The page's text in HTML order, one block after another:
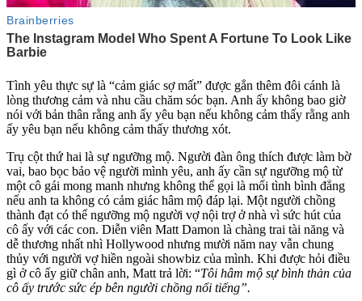
Tình yêu thực sự là “cảm giác sợ mất” được gắn thêm đôi cánh là
lòng thương cảm và nhu cầu chăm sóc bạn. Anh ấy không bao giờ
nói với bản thân rằng anh ấy yêu bạn nếu không cảm thấy rằng anh
ấy yêu bạn nếu không cảm thấy thương xót.
Trụ cột thứ hai là sự ngưỡng mộ. Người đàn ông thích được làm bờ
vai, bao bọc bảo vệ người mình yêu, anh ấy cần sự ngưỡng mộ từ
một cô gái mong manh nhưng không thể gọi là mối tình bình đẳng
nếu anh ta không có cảm giác hâm mộ đáp lại. Một người chồng
thành đạt có thể ngưỡng mộ người vợ nội trợ ở nhà vì sức hút của
cô ấy với các con. Diễn viên Matt Damon là chàng trai tài năng và
dễ thương nhất nhì Hollywood nhưng mười năm nay vẫn chung
thủy với người vợ hiền ngoài showbiz của mình. Khi được hỏi điều
gì ở cô ấy giữ chân anh, Matt trả lời: “Tôi hâm mộ sự bình thản của
cô ấy trước sức ép bên người chồng nổi tiếng”.